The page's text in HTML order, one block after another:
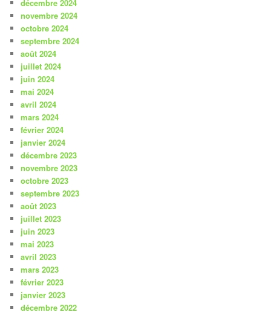
décembre 2024
novembre 2024
octobre 2024
septembre 2024
août 2024
juillet 2024
juin 2024
mai 2024
avril 2024
mars 2024
février 2024
janvier 2024
décembre 2023
novembre 2023
octobre 2023
septembre 2023
août 2023
juillet 2023
juin 2023
mai 2023
avril 2023
mars 2023
février 2023
janvier 2023
décembre 2022